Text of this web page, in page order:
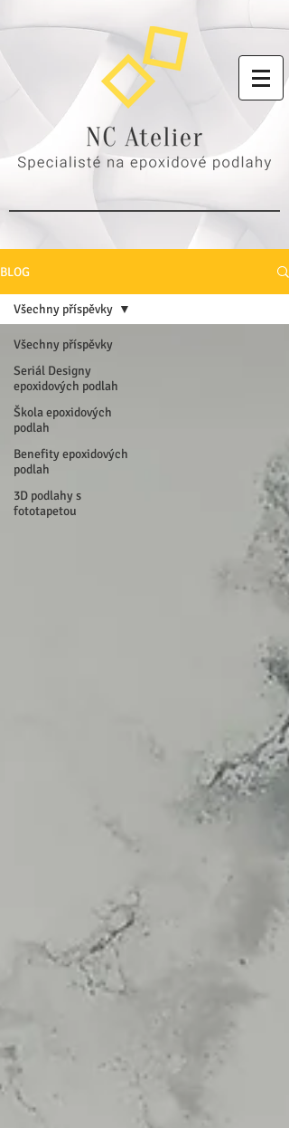
BLOG
Všechny příspěvky
Seriál Designy
epoxidových podlah
Škola epoxidových
podlah
Benefity epoxidových
podlah
3D podlahy s
fototapetou
Všechny příspěvky